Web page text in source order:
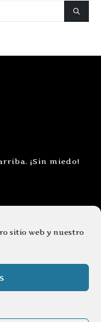
sitio web y nuestro
¡Sin miedo!